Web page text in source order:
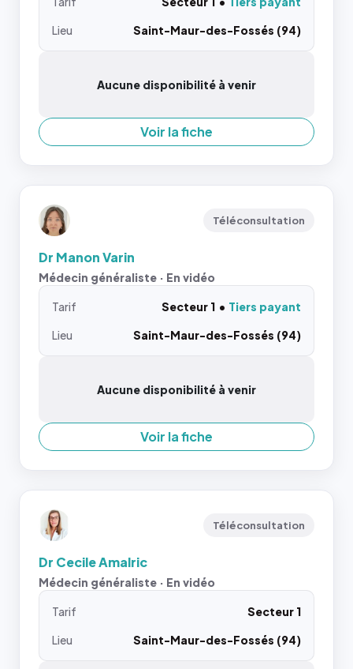
Lieu
Saint-Maur-des-Fossés (94)
Aucune disponibilité à venir
Voir la fiche
Téléconsultation
Dr Manon Varin
Médecin généraliste · En vidéo
Tarif Secteur 1
Tiers payant
Lieu
Saint-Maur-des-Fossés (94)
Aucune disponibilité à venir
Voir la fiche
Téléconsultation
Dr Cecile Amalric
Médecin généraliste · En vidéo
Tarif
Secteur 1
Lieu
Saint-Maur-des-Fossés (94)